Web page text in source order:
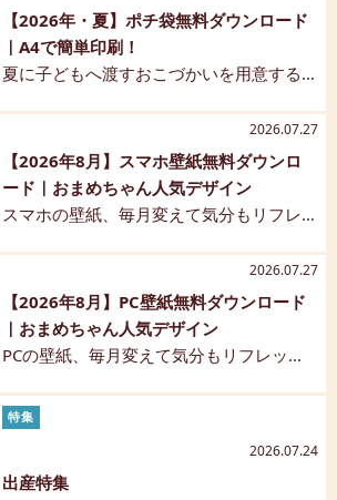
素材を「ダウンロードする」からGETして
ね！ 【選び取りのやり方】 用意した選び
取りカードを並べる。 選び取りカードか
ら少し離れたところに赤ちゃんを座ら
せ、ママやパパは、選び取りカードのほ
うから赤ちゃんに呼びかける。 赤ちゃん
が選び取りカードのほうへ移動してきた
ら、好きなものを選んでもらう。 選ばれ
厳密なルールはないので、赤ちゃんがど
のような行動をしたら「選んだ」とする
か、あらかじめ決めておくとスムーズで
を手に取ったら」など）。
育てるチャンス。ひらがな表記でわかり
やすく、かわいいおまめちゃんキャラク
ターの2026年カレンダーを無料でダウン
【2026年・夏】ポチ袋無料ダウンロード
｜A4で簡単印刷！
夏に子どもへ渡すおこづかいを用意する
しませんか？このページでは、A4用紙1枚
から簡単に作れる夏デザインのポチ袋テ
ンプレートを無料ダウンロードできま
す。印刷して切って折るだけなので、忙
やお盆、お手紙入れにも使える、子ども
さいね。
【2026年8月】スマホ壁紙無料ダウンロ
ード｜おまめちゃん人気デザイン
スマホの壁紙、毎月変えて気分もリフレ
ジナルキャラクター「おまめちゃん」
が、かわいい壁紙になって登場！ 無料ダ
ウンロードで、忙しい毎日をちょっと楽
しく彩ります。 カレンダー壁紙は、毎月
2026.07.27
【2026年8月】PC壁紙無料ダウンロード
｜おまめちゃん人気デザイン
PCの壁紙、毎月変えて気分もリフレッシ
ルキャラクター「おまめちゃん」が、か
わいい壁紙になって登場！ 無料ダウンロ
ードで、忙しい毎日をちょっと楽しく彩
ります。 カレンダー壁紙は、毎月末頃更
2026.07.27
出産特集
特集
2026.07.24